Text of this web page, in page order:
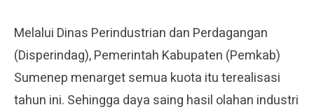
Melalui Dinas Perindustrian dan Perdagangan
(Disperindag), Pemerintah Kabupaten (Pemkab)
Sumenep menarget semua kuota itu terealisasi
tahun ini. Sehingga daya saing hasil olahan industri